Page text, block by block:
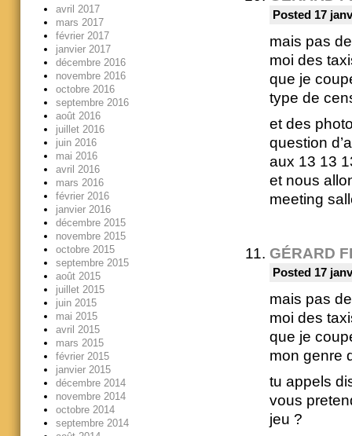
Posted 17
mais pas
moi des
que je
type de
et des
question
aux 13 13
et nous
meeting
GÉRARD
Posted 17
mais pas
moi des
que je
mon genre
tu appels
vous
jeu ?
avril 2017
mars 2017
février 2017
janvier 2017
décembre 2016
novembre 2016
octobre 2016
septembre 2016
août 2016
juillet 2016
juin 2016
mai 2016
avril 2016
mars 2016
février 2016
janvier 2016
décembre 2015
novembre 2015
octobre 2015
septembre 2015
août 2015
juillet 2015
juin 2015
mai 2015
avril 2015
mars 2015
février 2015
janvier 2015
décembre 2014
novembre 2014
octobre 2014
septembre 2014